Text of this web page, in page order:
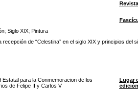
Revista
; Siglo XIX; Pintura
recepción de “Celestina” en el siglo XIX y principios
Estatal para la Conmemoracion de los
de Felipe II y Carlos V
Lugar
edición